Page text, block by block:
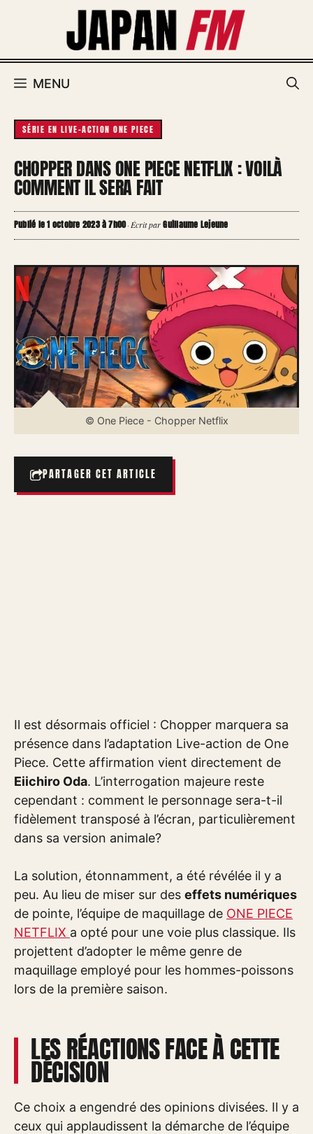
MENU
SÉRIE EN LIVE-ACTION ONE PIECE
CHOPPER DANS ONE PIECE NETFLIX : VOILÀ
COMMENT IL SERA FAIT
Publié le 1 octobre 2023 à 7h00·Écrit parGuillaume Lejeune
© One Piece - Chopper Netflix
PARTAGER CET ARTICLE
Il est désormais officiel : Chopper marquera sa
présence dans l’adaptation Live-action de One
Piece. Cette affirmation vient directement de
Eiichiro Oda. L’interrogation majeure reste
cependant : comment le personnage sera-t-il
fidèlement transposé à l’écran, particulièrement
dans sa version animale?
La solution, étonnamment, a été révélée il y a
peu. Au lieu de miser sur des effets numériques
de pointe, l’équipe de maquillage de ONE PIECE
NETFLIX a opté pour une voie plus classique. Ils
projettent d’adopter le même genre de
maquillage employé pour les hommes-poissons
lors de la première saison.
LES RÉACTIONS FACE À CETTE
DÉCISION
Ce choix a engendré des opinions divisées. Il y a
ceux qui applaudissent la démarche de l’équipe